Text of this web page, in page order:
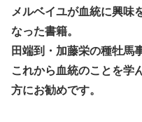
メルベイユが血統に興味
なった書籍。
田端到・加藤栄の種牡馬
これから血統のことを学
方にお勧めです。